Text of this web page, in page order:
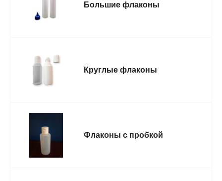
Большие флаконы
Круглые флаконы
Флаконы с пробкой